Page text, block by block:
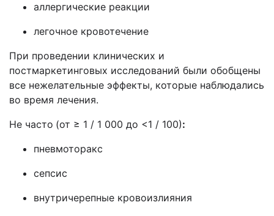
аллергические реакции
легочное кровотечение
При проведении клинических и
постмаркетинговых исследований были обобщены
все нежелательные эффекты, которые наблюдались
во время лечения.
Не часто (от ≥ 1 / 1 000 до <1 / 100):
пневмоторакс
сепсис
внутричерепные кровоизлияния